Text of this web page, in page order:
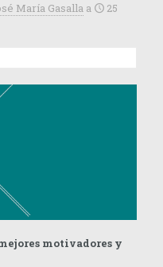
María Gasalla a
25
motivadores y